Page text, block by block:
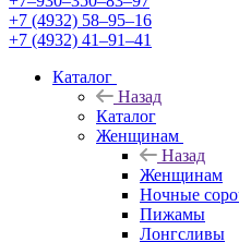
+7 (4932) 58‒95‒16
+7 (4932) 41‒91‒41
Каталог
Назад
Каталог
Женщинам
Назад
Женщинам
Ночные
Пижамы
Лонгсливы